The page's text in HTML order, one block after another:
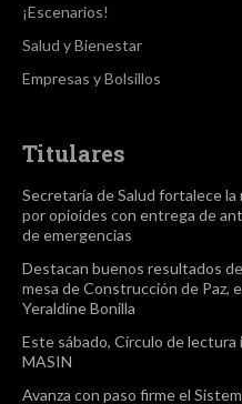
¡Escenarios!
Salud y Bienestar
Empresas y Bolsillos
Titulares
Secretaría de Salud fortalece
por opioides con entrega de
de emergencias
Destacan buenos resultados
mesa de Construcción de Paz,
Yeraldine Bonilla
Este sábado, Círculo de
MASIN
Avanza con paso firme el